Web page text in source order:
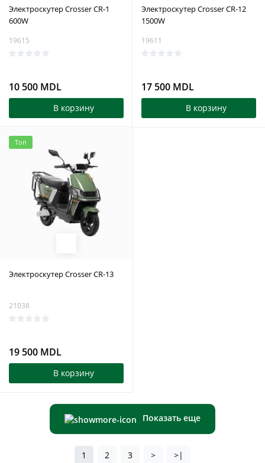
Электроскутер Crosser CR-1
600W
19615
10 500 MDL
В корзину
Электроскутер Crosser CR-12
1500W
19611
17 500 MDL
В корзину
Топ
Электроскутер Crosser CR-13
21038
19 500 MDL
В корзину
Показать еще
1 2 3 > >|